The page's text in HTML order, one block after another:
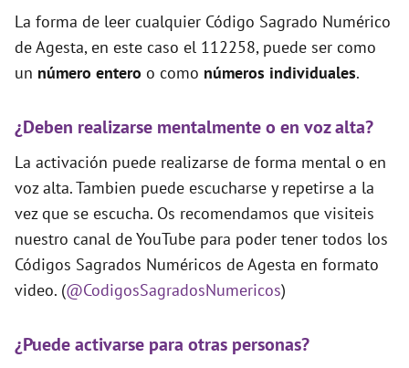
La forma de leer cualquier Código Sagrado Numérico
de Agesta, en este caso el 112258, puede ser como
un número entero o como números individuales.
¿Deben realizarse mentalmente o en voz alta?
La activación puede realizarse de forma mental o en
voz alta. Tambien puede escucharse y repetirse a la
vez que se escucha. Os recomendamos que visiteis
nuestro canal de YouTube para poder tener todos los
Códigos Sagrados Numéricos de Agesta en formato
video. (@CodigosSagradosNumericos)
¿Puede activarse para otras personas?